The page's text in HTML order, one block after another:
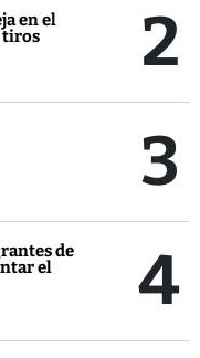
en el
tiros
2
3
de
el
4